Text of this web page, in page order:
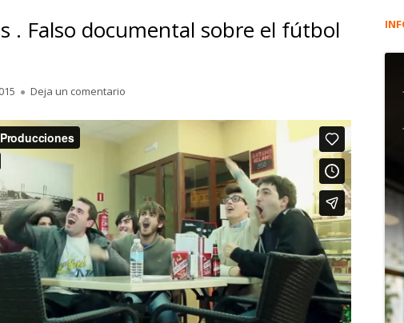
. Falso documental sobre el fútbol
Deja un comentario para 2.457. A patadas . Falso documental sobre el fútbol